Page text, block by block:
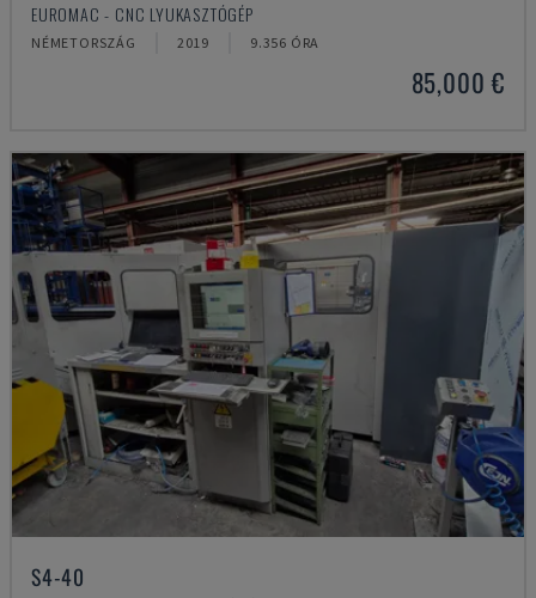
EUROMAC - CNC LYUKASZTÓGÉP
NÉMETORSZÁG 2019 9.356 ÓRA
85,000 €
S4-40